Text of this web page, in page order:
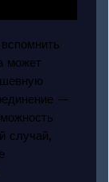
может
—
случай,